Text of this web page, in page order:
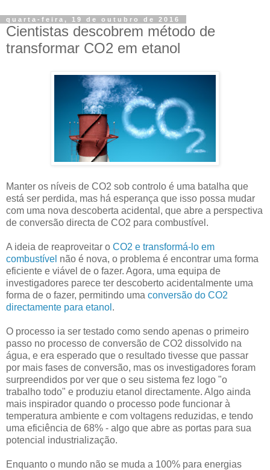
quarta-feira, 19 de outubro de 2016
Cientistas descobrem método de
transformar CO2 em etanol
Manter os níveis de CO2 sob controlo é uma batalha que
está ser perdida, mas há esperança que isso possa mudar
com uma nova descoberta acidental, que abre a perspectiva
de conversão directa de CO2 para combustível.
A ideia de reaproveitar o CO2 e transformá-lo em
combustível não é nova, o problema é encontrar uma forma
eficiente e viável de o fazer. Agora, uma equipa de
investigadores parece ter descoberto acidentalmente uma
forma de o fazer, permitindo uma conversão do CO2
directamente para etanol .
O processo ia ser testado como sendo apenas o primeiro
passo no processo de conversão de CO2 dissolvido na
água, e era esperado que o resultado tivesse que passar
por mais fases de conversão, mas os investigadores foram
surpreendidos por ver que o seu sistema fez logo "o
trabalho todo" e produziu etanol directamente. Algo ainda
mais inspirador quando o processo pode funcionar à
temperatura ambiente e com voltagens reduzidas, e tendo
uma eficiência de 68% - algo que abre as portas para sua
potencial industrialização.
Enquanto o mundo não se muda a 100% para energias